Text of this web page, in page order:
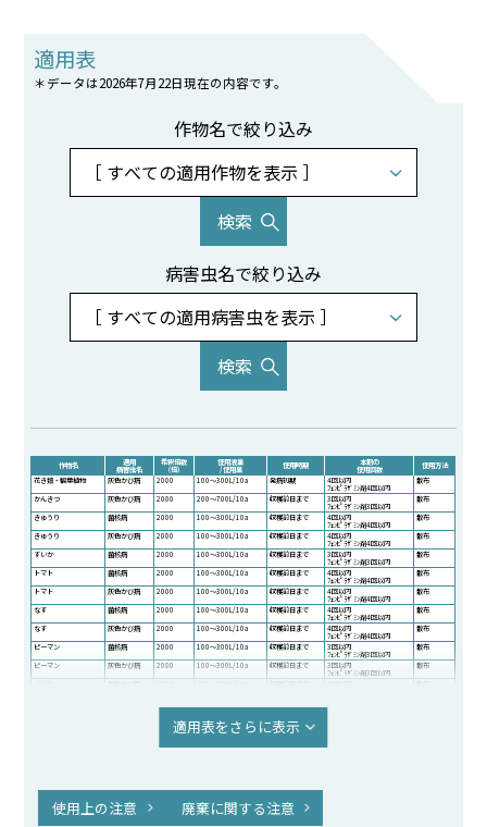
適用表
＊データは2026年7月22日現在の内容です。
作物名で絞り込み
病害虫名で絞り込み
作物名 適用
病害虫名
希釈倍数
（倍）
使用液量
/ 使用量 使用時期 本剤の
使用回数
使用方法
花き類・観葉植物
灰色かび病 2000 100～300L/10a 発病初期 4回以内
ﾌｪﾝﾋﾟﾗｻﾞﾐﾝ剤4回以内
散布
かんきつ
灰色かび病 2000 200～700L/10a 収穫前日まで 3回以内
ﾌｪﾝﾋﾟﾗｻﾞﾐﾝ剤3回以内
散布
きゅうり
菌核病 2000 100～300L/10a 収穫前日まで 4回以内
ﾌｪﾝﾋﾟﾗｻﾞﾐﾝ剤4回以内
散布
きゅうり
灰色かび病 2000 100～300L/10a 収穫前日まで 4回以内
ﾌｪﾝﾋﾟﾗｻﾞﾐﾝ剤4回以内
散布
すいか
菌核病 2000 100～300L/10a 収穫前日まで 3回以内
ﾌｪﾝﾋﾟﾗｻﾞﾐﾝ剤3回以内
散布
トマト
菌核病 2000 100～300L/10a 収穫前日まで 4回以内
ﾌｪﾝﾋﾟﾗｻﾞﾐﾝ剤4回以内
散布
トマト
灰色かび病 2000 100～300L/10a 収穫前日まで 4回以内
ﾌｪﾝﾋﾟﾗｻﾞﾐﾝ剤4回以内
散布
なす
菌核病 2000 100～300L/10a 収穫前日まで 4回以内
ﾌｪﾝﾋﾟﾗｻﾞﾐﾝ剤4回以内
散布
なす
灰色かび病 2000 100～300L/10a 収穫前日まで 4回以内
ﾌｪﾝﾋﾟﾗｻﾞﾐﾝ剤4回以内
散布
ピーマン
菌核病 2000 100～300L/10a 収穫前日まで 3回以内
ﾌｪﾝﾋﾟﾗｻﾞﾐﾝ剤3回以内
散布
ピーマン
灰色かび病 2000 100～300L/10a 収穫前日まで 3回以内
ﾌｪﾝﾋﾟﾗｻﾞﾐﾝ剤3回以内
散布
ﾌｪﾝﾋﾟﾗｻﾞﾐﾝ剤4回以内
100～300L/10a 収穫前日まで
ﾌｪﾝﾋﾟﾗｻﾞﾐﾝ剤4回以内
適用表をさらに表示
使用上の注意 廃棄に関する注意